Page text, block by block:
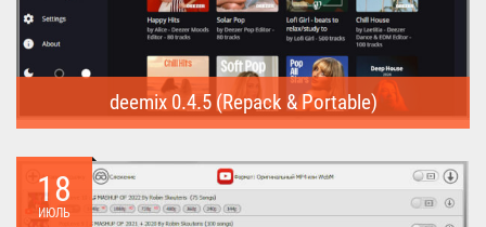
deemix 0.4.5 (Repack & Portable)
треки...
18
ИЮЛЬ